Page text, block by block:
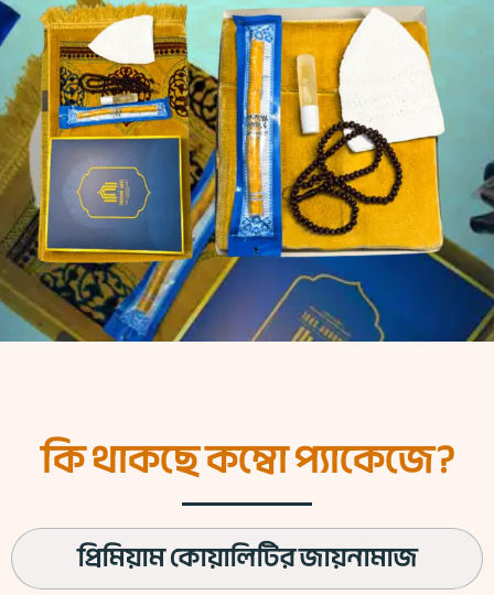
কি থাকছে কম্বো প্যাকেজে?
প্রিমিয়াম কোয়ালিটির জায়নামাজ